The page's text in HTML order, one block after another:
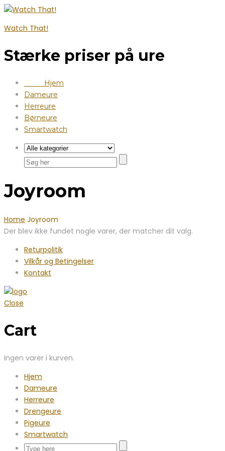
Watch That!
Stærke priser på ure
Hjem
Dameure
Herreure
Børneure
Smartwatch
Joyroom
Home Joyroom
Der blev ikke fundet nogle varer, der matcher dit valg.
Returpolitik
Vilkår og Betingelser
Kontakt
Close
Cart
Ingen varer i kurven.
Hjem
Dameure
Herreure
Drengeure
Pigeure
Smartwatch